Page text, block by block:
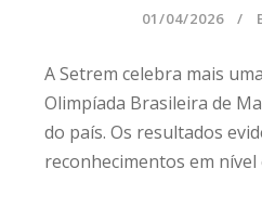
01/04/2026
A Setrem celebra mais
Olimpíada Brasileira de
do país. Os resultados
reconhecimentos em